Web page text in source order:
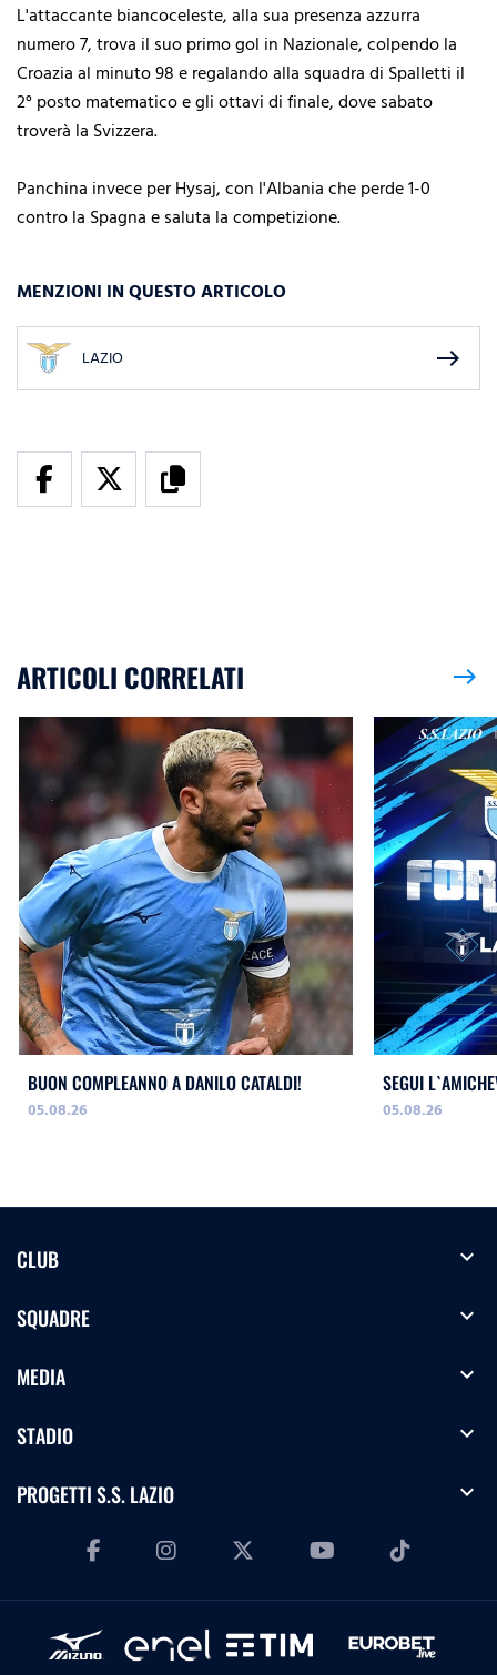
L'attaccante biancoceleste, alla sua presenza azzurra
numero 7, trova il suo primo gol in Nazionale, colpendo la
Croazia al minuto 98 e regalando alla squadra di Spalletti il
2° posto matematico e gli ottavi di finale, dove sabato
troverà la Svizzera.
Panchina invece per Hysaj, con l'Albania che perde 1-0
contro la Spagna e saluta la competizione.
MENZIONI IN QUESTO ARTICOLO
LAZIO east
ARTICOLI CORRELATI east
BUON COMPLEANNO A DANILO CATALDI!
05.08.26
SEGUI
05.08.26
CLUB expand_more
SQUADRE expand_more
MEDIA expand_more
STADIO expand_more
PROGETTI S.S. LAZIO expand_more